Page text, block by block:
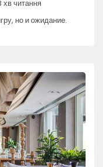
хв читання
но и ожидание.